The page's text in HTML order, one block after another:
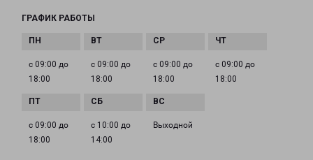
ГРАФИК РАБОТЫ
с 09:00 до
18:00
с 09:00 до
18:00
с 09:00 до
18:00
с 09:00 до
18:00
с 09:00 до
18:00
с 10:00 до
14:00
Выходной